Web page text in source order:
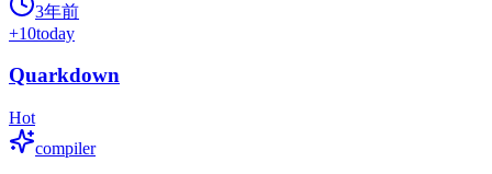
3年前
+10today
Quarkdown
Hot
compiler